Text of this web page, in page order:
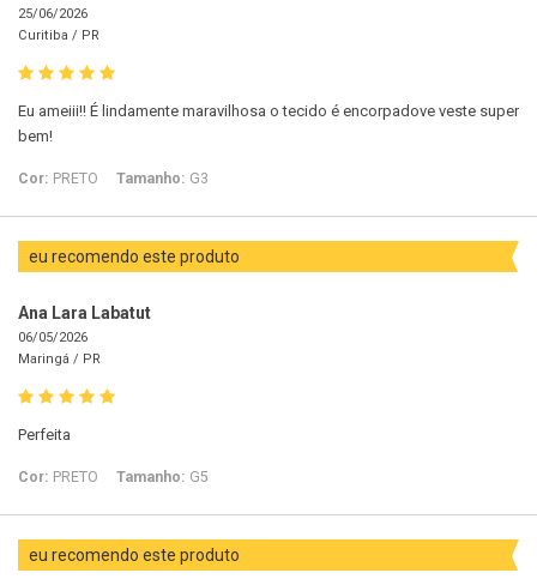
25/06/2026
Curitiba / PR
Eu ameiii!! É lindamente maravilhosa o tecido é encorpadove veste super
bem!
Cor: PRETO Tamanho: G3
eu recomendo este produto
Ana Lara Labatut
06/05/2026
Maringá / PR
Perfeita
Cor: PRETO Tamanho: G5
eu recomendo este produto